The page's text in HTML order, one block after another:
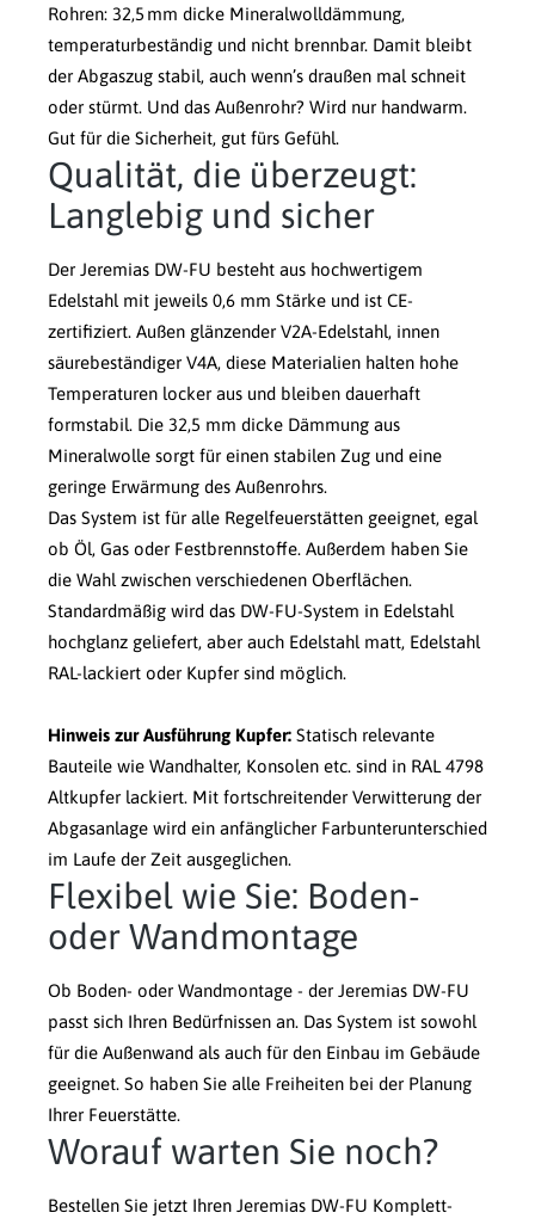
Rohren: 32,5 mm dicke Mineralwolldämmung,
temperaturbeständig und nicht brennbar. Damit bleibt
der Abgaszug stabil, auch wenn’s draußen mal schneit
oder stürmt. Und das Außenrohr? Wird nur handwarm.
Gut für die Sicherheit, gut fürs Gefühl.
Qualität, die überzeugt:
Langlebig und sicher
Der Jeremias DW-FU besteht aus hochwertigem
Edelstahl mit jeweils 0,6 mm Stärke und ist CE-
zertifiziert. Außen glänzender V2A-Edelstahl, innen
säurebeständiger V4A, diese Materialien halten hohe
Temperaturen locker aus und bleiben dauerhaft
formstabil. Die 32,5 mm dicke Dämmung aus
Mineralwolle sorgt für einen stabilen Zug und eine
geringe Erwärmung des Außenrohrs.
Das System ist für alle Regelfeuerstätten geeignet, egal
ob Öl, Gas oder Festbrennstoffe. Außerdem haben Sie
die Wahl zwischen verschiedenen Oberflächen.
Standardmäßig wird das DW-FU-System in Edelstahl
hochglanz geliefert, aber auch Edelstahl matt, Edelstahl
RAL-lackiert oder Kupfer sind möglich.
Hinweis zur Ausführung Kupfer: Statisch relevante
Bauteile wie Wandhalter, Konsolen etc. sind in RAL 4798
Altkupfer lackiert. Mit fortschreitender Verwitterung der
Abgasanlage wird ein anfänglicher Farbunterunterschied
im Laufe der Zeit ausgeglichen.
Flexibel wie Sie: Boden-
oder Wandmontage
Ob Boden- oder Wandmontage - der Jeremias DW-FU
passt sich Ihren Bedürfnissen an. Das System ist sowohl
für die Außenwand als auch für den Einbau im Gebäude
geeignet. So haben Sie alle Freiheiten bei der Planung
Ihrer Feuerstätte.
Worauf warten Sie noch?
Bestellen Sie jetzt Ihren Jeremias DW-FU Komplett-